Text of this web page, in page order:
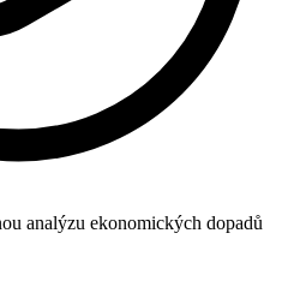
analýzu ekonomických dopadů